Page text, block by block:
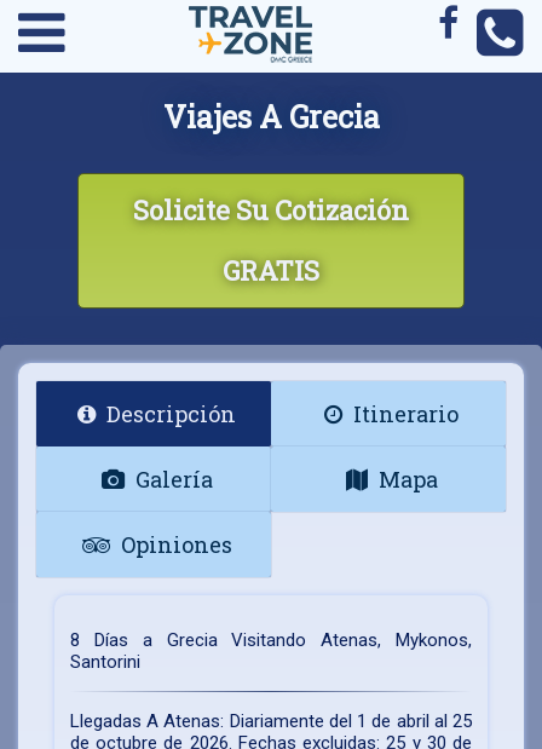
Viajes A Grecia
Solicite Su Cotización
GRATIS
Descripción Itinerario
Galería Mapa
Opiniones
8 Días a Grecia VisitandoAtenas, Mykonos,
Santorini
Llegadas A Atenas: Diariamente del 1 de abril al 25
de octubre de 2026. Fechas excluidas: 25 y 30 de